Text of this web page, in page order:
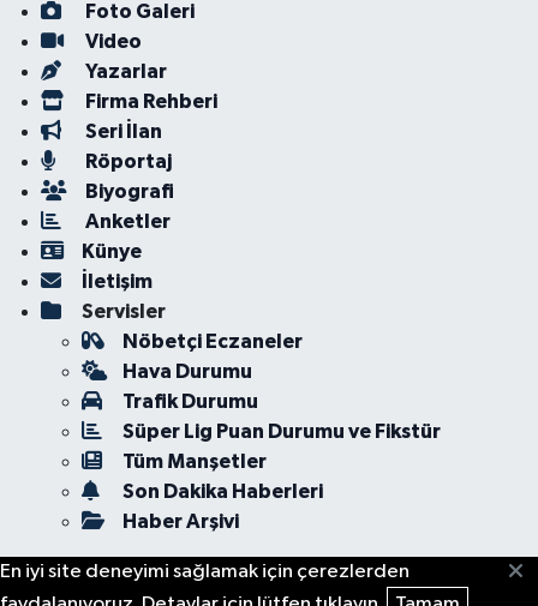
Foto Galeri
Video
Yazarlar
Firma Rehberi
Seri İlan
Röportaj
Biyografi
Anketler
Künye
İletişim
Servisler
Nöbetçi Eczaneler
Hava Durumu
Trafik Durumu
Süper Lig Puan Durumu ve Fikstür
Tüm Manşetler
Son Dakika Haberleri
Haber Arşivi
En iyi site deneyimi sağlamak için çerezlerden